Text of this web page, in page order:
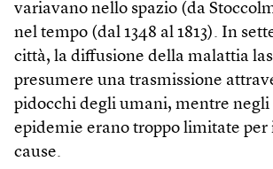
variavano nello spazio (da
nel tempo (dal 1348 al 1813). In
città, la diffusione della malattia
presumere una trasmissione
pidocchi degli umani, mentre negli
epidemie erano troppo limitate
cause.